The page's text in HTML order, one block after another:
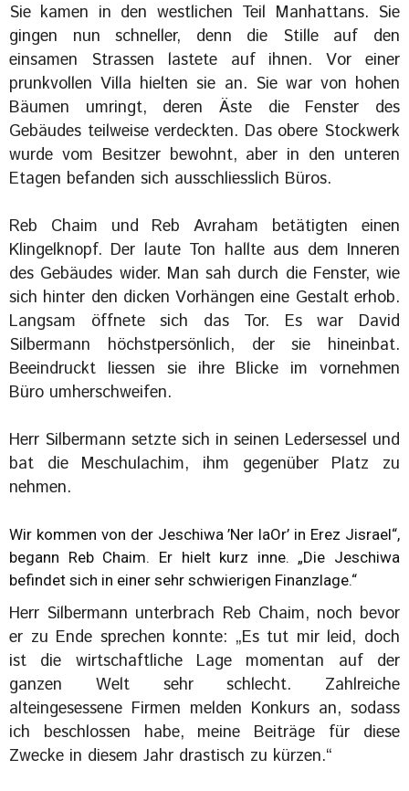
Sie kamen in den westlichen Teil Manhattans. Sie
gingen nun schneller, denn die Stille auf den
einsamen Strassen lastete auf ihnen. Vor einer
prunkvollen Villa hielten sie an. Sie war von hohen
Bäumen umringt, deren Äste die Fenster des
Gebäudes teilweise verdeckten. Das obere Stockwerk
wurde vom Besitzer bewohnt, aber in den unteren
Etagen befanden sich ausschliesslich Büros.
Reb Chaim und Reb Avraham betätigten einen
Klingelknopf. Der laute Ton hallte aus dem Inneren
des Gebäudes wider. Man sah durch die Fenster, wie
sich hinter den dicken Vorhängen eine Gestalt erhob.
Langsam öffnete sich das Tor. Es war David
Silbermann höchstpersönlich, der sie hineinbat.
Beeindruckt liessen sie ihre Blicke im vornehmen
Büro umherschweifen.
Herr Silbermann setzte sich in seinen Ledersessel und
bat die Meschulachim, ihm gegenüber Platz zu
nehmen.
Wir kommen von der Jeschiwa ’Ner laOr’ in Erez Jisrael“,
begann Reb Chaim. Er hielt kurz inne. „Die Jeschiwa
befindet sich in einer sehr schwierigen Finanzlage.“
Herr Silbermann unterbrach Reb Chaim, noch bevor
er zu Ende sprechen konnte: „Es tut mir leid, doch
ist die wirtschaftliche Lage momentan auf der
ganzen Welt sehr schlecht. Zahlreiche
alteingesessene Firmen melden Konkurs an, sodass
ich beschlossen habe, meine Beiträge für diese
Zwecke in diesem Jahr drastisch zu kürzen.“